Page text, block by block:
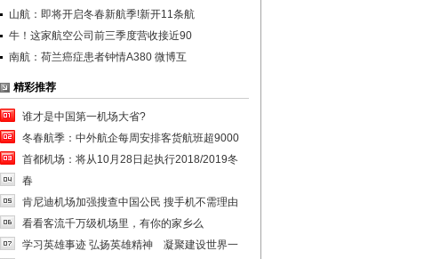
山航：即将开启冬春新航季!新开11条航
牛！这家航空公司前三季度营收接近90
南航：荷兰癌症患者钟情A380 微博互
精彩推荐
谁才是中国第一机场大省?
冬春航季：中外航企每周安排客货航班超9000
首都机场：将从10月28日起执行2018/2019冬
春
肯尼迪机场加强搜查中国公民 搜手机不需理由
看看客流千万级机场里，有你的家乡么
学习英雄事迹 弘扬英雄精神 凝聚建设世界一